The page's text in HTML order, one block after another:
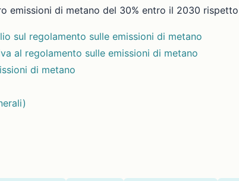
emissioni di metano del 30% entro il 2030
sul regolamento sulle emissioni di metano
al regolamento sulle emissioni di metano
di metano